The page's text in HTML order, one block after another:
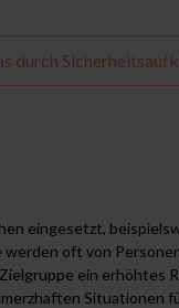
durch
eingesetzt,
werden oft von
ein erhöhtes
Situationen